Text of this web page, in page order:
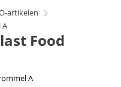
artikelen
A
Food
A